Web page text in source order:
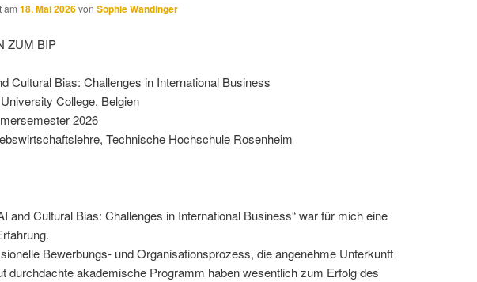
am 18. Mai 2026von Sophie Wandinger
ZUM BIP
Cultural Bias: Challenges in International Business
College, Belgien
2026
Technische Hochschule Rosenheim
and Cultural Bias: Challenges in International Business“ war für mich eine
Bewerbungs- und Organisationsprozess, die angenehme Unterkunft
durchdachte akademische Programm haben wesentlich zum Erfolg des